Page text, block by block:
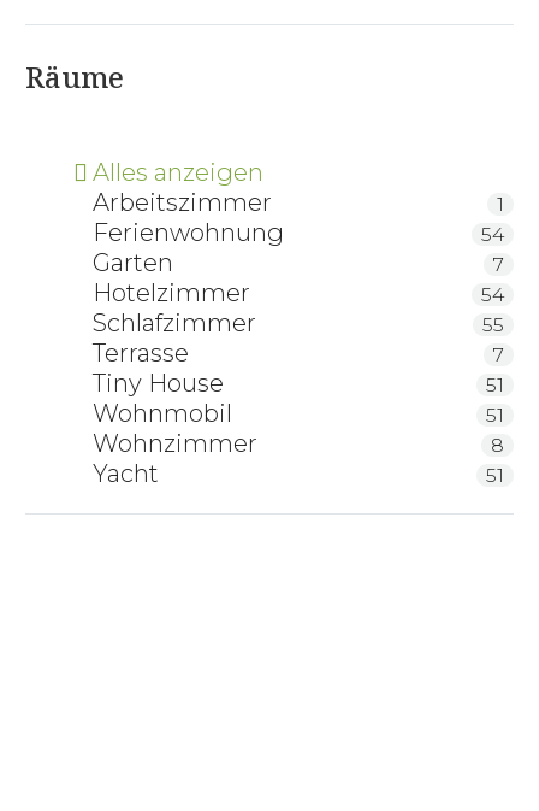
Räume
Alles anzeigen
Arbeitszimmer
1
Ferienwohnung 54
Garten 7
Hotelzimmer 54
Schlafzimmer 55
Terrasse 7
Tiny House 51
Wohnmobil 51
Wohnzimmer 8
Yacht 51